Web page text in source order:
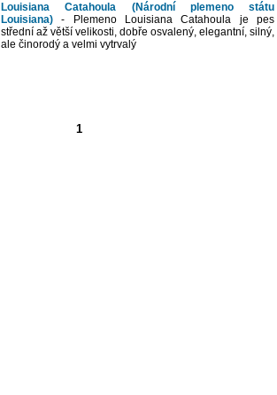
Louisiana Catahoula (Národní plemeno státu
Louisiana) - Plemeno Louisiana Catahoula je pes
střední až větší velikosti, dobře osvalený, elegantní, silný,
ale činorodý a velmi vytrvalý
1